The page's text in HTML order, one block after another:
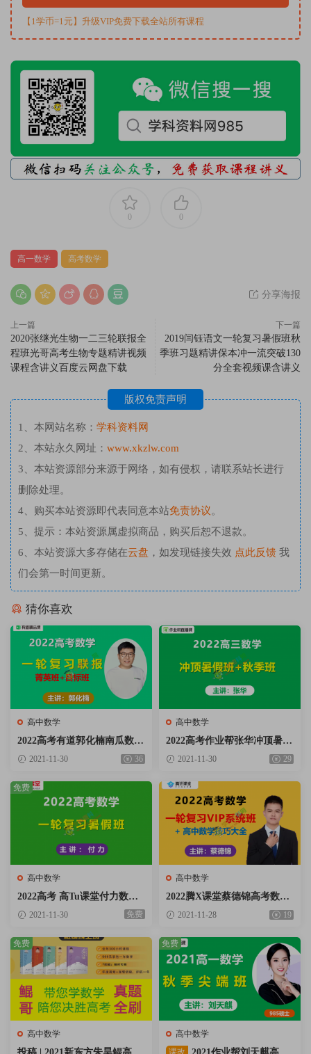
【1学币=1元】升级VIP免费下载全站所有课程
0 0
高一数学 高考数学
分享海报
上一篇
2020张继光生物一二三轮联报全
程班光哥高考生物专题精讲视频
课程含讲义百度云网盘下载
下一篇
2019闫钰语文一轮复习暑假班秋
季班习题精讲保本冲一流突破130
分全套视频课含讲义
版权免责声明
1、本网站名称： 学科资料网
2、本站永久网址： www.xkzlw.com
3、本站资源部分来源于网络，如有侵权，请联系站长进行
删除处理。
4、购买本站资源即代表同意本站免责协议。
5、提示：本站资源属虚拟商品，购买后恕不退款。
6、本站资源大多存储在云盘 ，如发现链接失效 点此反馈 我
们会第一时间更新。
猜你喜欢
高中数学
2022高考有道郭化楠南瓜数学
一轮复习联报目标班+菁英班
下载
2021-11-30 36
高中数学
2022高考作业帮张华冲顶暑假
班+秋季班视频课程含讲义笔
2021-11-30 29
高中数学
2022高考 高Tu课堂付力数学
一轮复习暑假班视频课程含课
2021-11-30 免费
免费
高中数学
2022腾X课堂蔡德锦高考数学
一轮复习VIP系统班+高中数
课程百度云网盘下载
2021-11-28 19
高中数学
免费
高中数学
课改
免费